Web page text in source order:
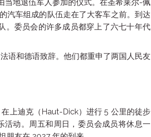
地退伍军人参加的仪式。在圣希莱尔-佩
汽车组成的队伍走在了大客车之前。到达
。委员会的许多成员都穿上了六七十年代
语和德语致辞。他们都重申了两国人民友
上迪克（Haut-Dick）进行 5 公里的徒步
动。周五和周日，委员会成员将休息一